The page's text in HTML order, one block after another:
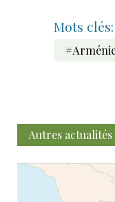
Mots clés:
Autres